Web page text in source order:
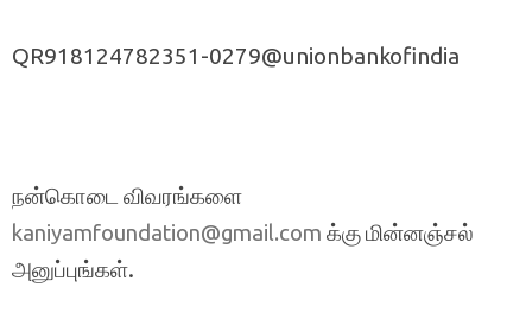
QR918124782351-0279@unionbankofindia
நன்கொடை விவரங்களை
kaniyamfoundation@gmail.com க்கு மின்னஞ்சல்
அனுப்புங்கள்.